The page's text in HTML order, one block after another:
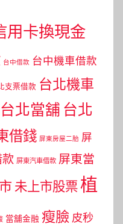
用卡換現金
台中借款 台中機車借款
支票借款 台北機車
台北當舖 台北
借錢 屏東房屋二胎 屏
款 屏東汽車借款 屏東當
未上市股票植
當舖金融 瘦臉 皮秒